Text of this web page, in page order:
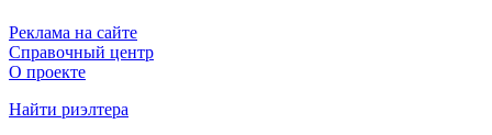
Реклама на сайте
Справочный центр
О проекте
Найти риэлтера